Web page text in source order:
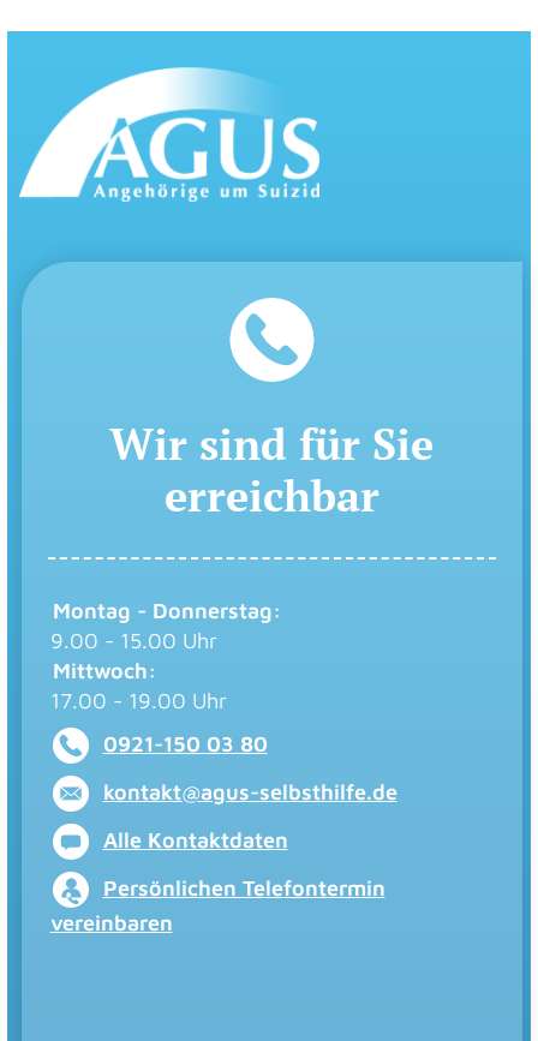
Wir sind für Sie
erreichbar
Montag - Donnerstag:
9.00 - 15.00 Uhr
Mittwoch:
17.00 - 19.00 Uhr
0921-150 03 80
kontakt@agus-selbsthilfe.de
Alle Kontaktdaten
Persönlichen Telefontermin
vereinbaren